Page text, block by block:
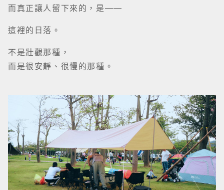
而真正讓人留下來的，是——
這裡的日落。
不是壯觀那種，
而是很安靜、很慢的那種。